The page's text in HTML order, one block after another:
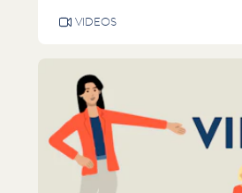
VIDEOS